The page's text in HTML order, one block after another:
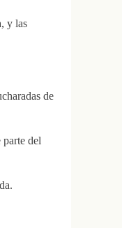
y las
de
parte del